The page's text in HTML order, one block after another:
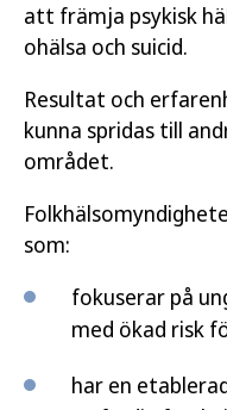
att främja psykisk
ohälsa och suicid.
Resultat och
kunna spridas till
området.
som:
fokuserar på
med ökad risk
har en